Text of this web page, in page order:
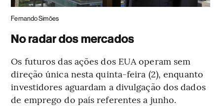
Fernando Simões
No radar dos mercados
Os futuros das ações dos EUA operam sem
direção única nesta quinta-feira (2), enquanto
investidores aguardam a divulgação dos dados
de emprego do país referentes a junho.